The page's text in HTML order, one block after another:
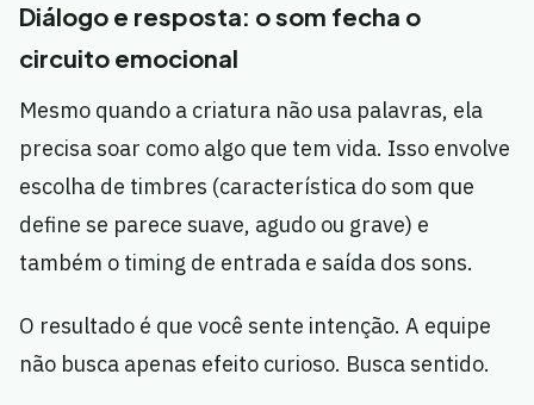
Diálogo e resposta: o som fecha o
circuito emocional
Mesmo quando a criatura não usa palavras, ela
precisa soar como algo que tem vida. Isso envolve
escolha de timbres (característica do som que
define se parece suave, agudo ou grave) e
também o timing de entrada e saída dos sons.
O resultado é que você sente intenção. A equipe
não busca apenas efeito curioso. Busca sentido.